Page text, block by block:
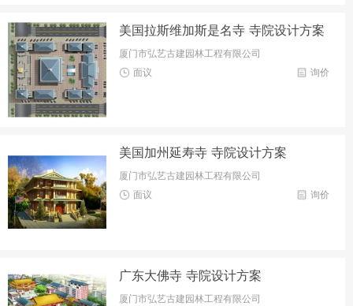
美国拉斯维加斯是名寺 寺院设计方案
厦门市弘艺古建园林工程有限公司
询价
面议
美国加州延寿寺 寺院设计方案
厦门市弘艺古建园林工程有限公司
询价
面议
广东大佛寺 寺院设计方案
厦门市弘艺古建园林工程有限公司